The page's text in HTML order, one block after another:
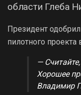
области Глеба
Президент
пилотного
—
Хорошее
Владимир